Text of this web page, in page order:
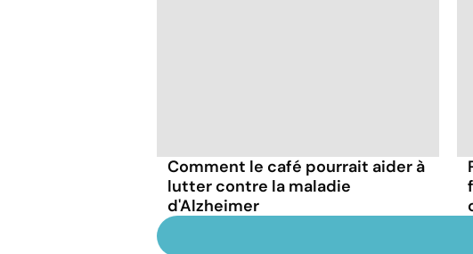
Comment le café pourrait aider à
lutter contre la maladie
d'Alzheimer